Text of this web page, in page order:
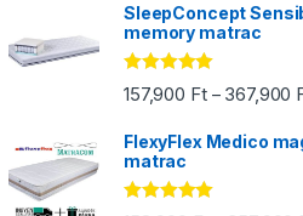
Ft
- 487,400 Ft
SleepConcept
memory matrac
Értékelés:
5.00/ 5
157,900 Ft – 367,900
FlexyFlex Medico
matrac